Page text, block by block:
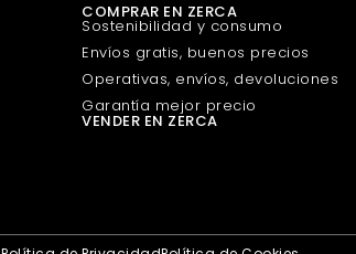
COMPRAR EN ZERCA
Sostenibilidad y consumo
Envíos gratis, buenos precios
Operativas, envíos, devoluciones
Garantía mejor precio
VENDER EN ZERCA